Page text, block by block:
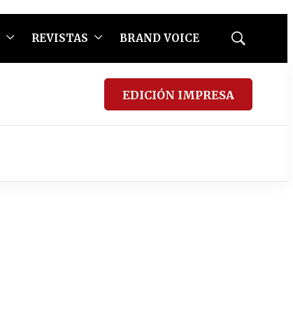
REVISTAS BRAND VOICE
Mostrar
EDICIÓN IMPRESA